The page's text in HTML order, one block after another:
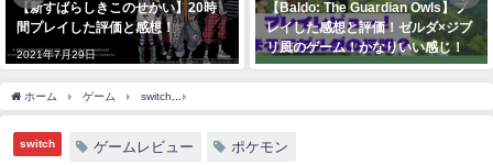
【新すばらしきこのせかい】20時
間プレイした評価と感想！
2021年7月29日
【Baldo: The Guardian Owls】プ
レイした感想と評価！ゼルダ×ジブ
リ風のゲーム！かなりいい感じ！
ホーム ゲーム switch
switch ゲームレビュー ポケモン